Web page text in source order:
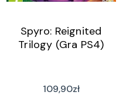
Spyro: Reignited
Trilogy (Gra PS4)
109,90zł